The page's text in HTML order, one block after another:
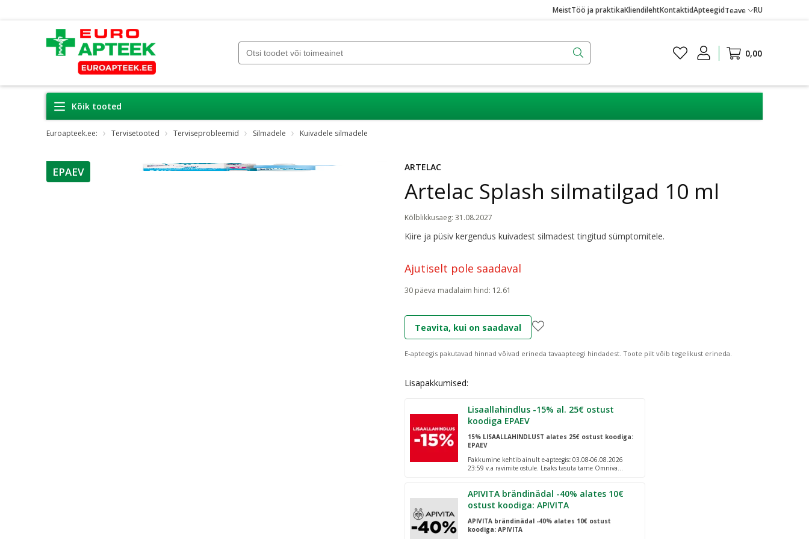
MeistTöö ja praktikaKliendilehtKontaktidApteegidTeave RU
0,00
Kõik tooted
Euroapteek.ee: Tervisetooted Terviseprobleemid Silmadele Kuivadele silmadele
nõuanne
EPAEV ARTELAC
Artelac Splash silmatilgad 10 ml
Kõlblikkusaeg: 31.08.2027
Kiire ja püsiv kergendus kuivadest silmadest tingitud sümptomitele.
Ajutiselt pole saadaval
30 päeva madalaim hind: 12.61
Teavita, kui on saadaval
E-apteegis pakutavad hinnad võivad erineda tavaapteegi hindadest. Toote pilt võib tegelikust erineda.
Lisapakkumised:
Lisaallahindlus -15% al. 25€ ostust
koodiga EPAEV
15% LISAALLAHINDLUST alates 25€ ostust koodiga:
EPAEV
Pakkumine kehtib ainult e-apteegis: 03.08-06.08.2026
23:59 v.a ravimite ostule. Lisaks tasuta tarne Omniva
APIVITA brändinädal -40% alates 10€
ostust koodiga: APIVITA
APIVITA brändinädal -40% alates 10€ ostust
koodiga: APIVITA